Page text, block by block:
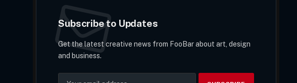
Subscribe to Updates
Get the latest creative news from FooBar about art, design
and business.